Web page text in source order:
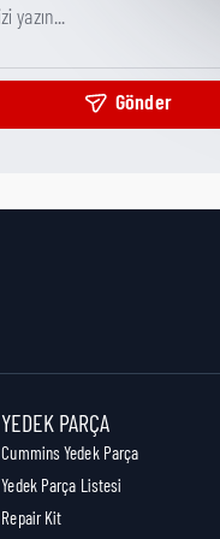
Cam
Gönder
YEDEK PARÇA
Cummins Yedek Parça
Yedek Parça Listesi
Repair Kit